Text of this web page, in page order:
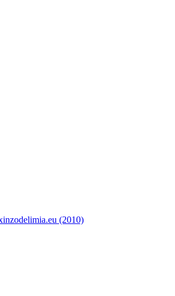
(2010)